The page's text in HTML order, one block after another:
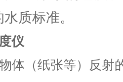
质标准。
仪
体（纸张等）反射